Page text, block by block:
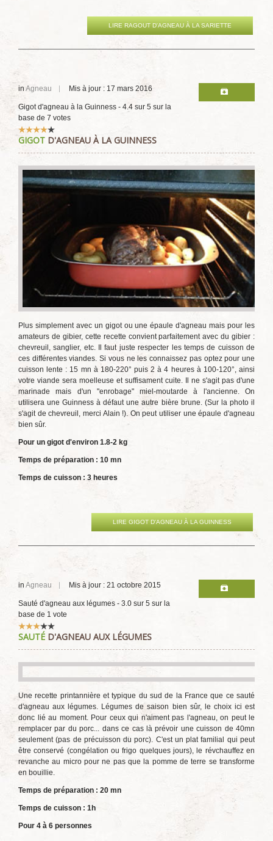
LIRE RAGOUT D'AGNEAU À LA SARIETTE
in Agneau Mis à jour : 17 mars 2016
Gigot d'agneau à la Guinness - 4.4 sur 5 sur la
base de 7 votes
Vote
utilisateur:4/5
GIGOT D'AGNEAU À LA GUINNESS
Plus simplement avec un gigot ou une épaule d'agneau mais pour les
amateurs de gibier, cette recette convient parfaitement avec du gibier :
chevreuil, sanglier, etc. Il faut juste respecter les temps de cuisson de
ces différentes viandes. Si vous ne les connaissez pas optez pour une
cuisson lente : 15 mn à 180-220° puis 2 à 4 heures à 100-120°, ainsi
votre viande sera moelleuse et suffisament cuite. Il ne s'agit pas d'une
marinade mais d'un "enrobage" miel-moutarde à l'ancienne. On
utilisera une Guinness à défaut une autre bière brune. (Sur la photo il
s'agit de chevreuil, merci Alain !). On peut utiliser une épaule d'agneau
bien sûr.
Pour un gigot d'environ 1.8-2 kg
Temps de préparation : 10 mn
Temps de cuisson : 3 heures
LIRE GIGOT D'AGNEAU À LA GUINNESS
in Agneau Mis à jour : 21 octobre 2015
Sauté d'agneau aux légumes - 3.0 sur 5 sur la
base de 1 vote
Vote
utilisateur:3/5
SAUTÉ D'AGNEAU AUX LÉGUMES
Une recette printannière et typique du sud de la France que ce sauté
d'agneau aux légumes. Légumes de saison bien sûr, le choix ici est
donc lié au moment. Pour ceux qui n'aiment pas l'agneau, on peut le
remplacer par du porc... dans ce cas là prévoir une cuisson de 40mn
seulement (pas de précuisson du porc). C'est un plat familial qui peut
être conservé (congélation ou frigo quelques jours), le révchauffez en
revanche au micro pour ne pas que la pomme de terre se transforme
en bouillie.
Temps de préparation : 20 mn
Temps de cuisson : 1h
Pour 4 à 6 personnes